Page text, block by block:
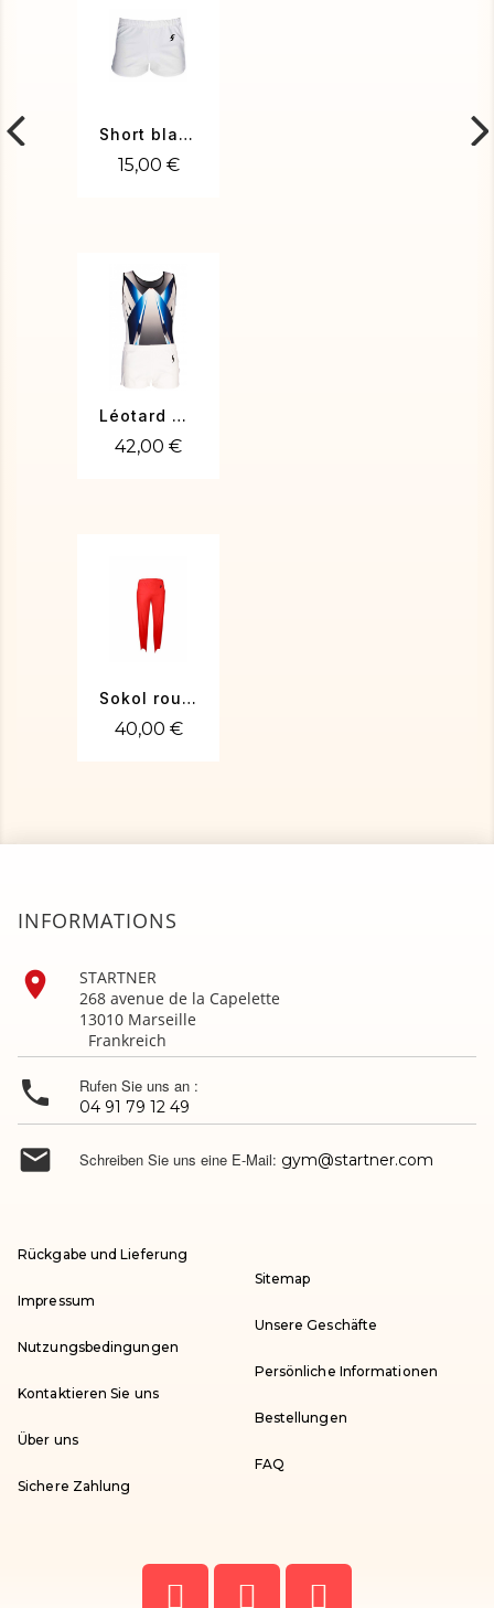
Short blanc
15,00 €
Léotard MARCO-01
42,00 €
Sokol rouge
40,00 €
INFORMATIONS

STARTNER
268 avenue de la Capelette
13010 Marseille
Frankreich
 Rufen Sie uns an :
04 91 79 12 49
 Schreiben Sie uns eine E-Mail: gym@startner.com
Rückgabe und Lieferung
Impressum
Nutzungsbedingungen
Kontaktieren Sie uns
Über uns
Sichere Zahlung
Sitemap
Unsere Geschäfte
Persönliche Informationen
Bestellungen
FAQ